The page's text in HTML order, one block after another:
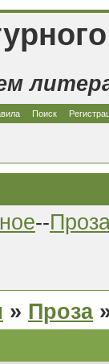
Поиск
--
» Проза